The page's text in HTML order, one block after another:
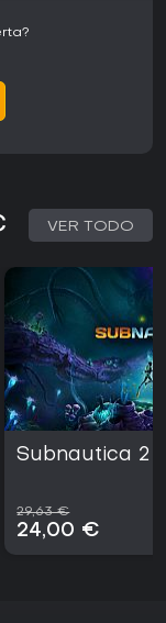
VER TODO
Subnautica 2
29,63 €
24,00 €